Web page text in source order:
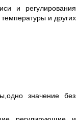
и регулирования
и других
значение без